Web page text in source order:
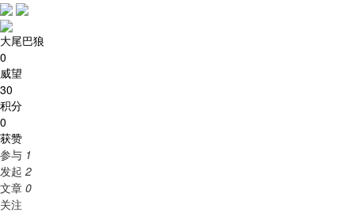
大尾巴狼
0
威望
30
积分
0
获赞
参与 1
发起 2
文章 0
关注